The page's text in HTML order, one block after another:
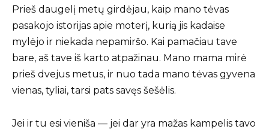
Prieš daugelį metų girdėjau, kaip mano tėvas
pasakojo istorijas apie moterį, kurią jis kadaise
mylėjo ir niekada nepamiršo. Kai pamačiau tave
bare, aš tave iš karto atpažinau. Mano mama mirė
prieš dvejus metus, ir nuo tada mano tėvas gyvena
vienas, tyliai, tarsi pats savęs šešėlis.
Jei ir tu esi vieniša — jei dar yra mažas kampelis tavo